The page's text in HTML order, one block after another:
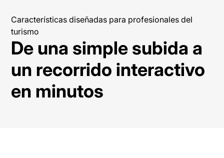
Características diseñadas para profesionales del
turismo
De una simple subida a
un recorrido interactivo
en minutos